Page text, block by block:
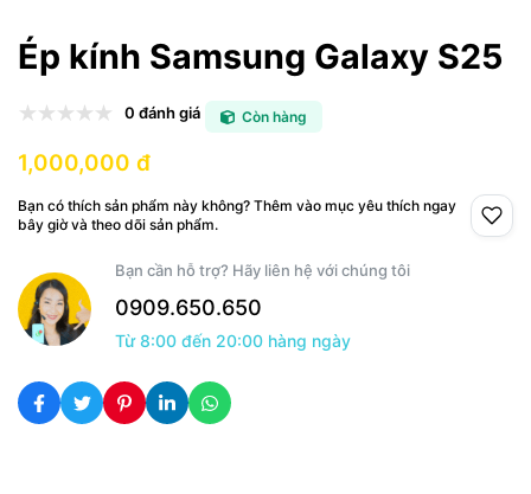
Ép kính Samsung Galaxy S25
0 đánh giá Còn hàng
1,000,000 đ
Bạn có thích sản phẩm này không? Thêm vào mục yêu thích ngay
bây giờ và theo dõi sản phẩm.
Bạn cần hỗ trợ? Hãy liên hệ với chúng tôi
0909.650.650
Từ 8:00 đến 20:00 hàng ngày